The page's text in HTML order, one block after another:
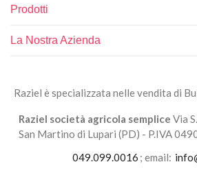
Prodotti
La Nostra Azienda
Raziel è specializzata nelle vendita di
Raziel società agricola semplice Via
San Martino di Lupari (PD) - P.IVA
049.099.0016 ; email: